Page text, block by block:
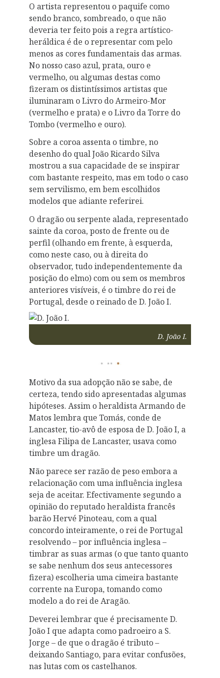
O artista representou o paquife como
sendo branco, sombreado, o que não
deveria ter feito pois a regra artístico-
heráldica é de o representar com pelo
menos as cores fundamentais das armas.
No nosso caso azul, prata, ouro e
vermelho, ou algumas destas como
fizeram os distintíssimos artistas que
iluminaram o Livro do Armeiro-Mor
(vermelho e prata) e o Livro da Torre do
Tombo (vermelho e ouro).
Sobre a coroa assenta o timbre, no
desenho do qual João Ricardo Silva
mostrou a sua capacidade de se inspirar
com bastante respeito, mas em todo o caso
sem servilismo, em bem escolhidos
modelos que adiante referirei.
O dragão ou serpente alada, representado
sainte da coroa, posto de frente ou de
perfil (olhando em frente, à esquerda,
como neste caso, ou à direita do
observador, tudo independentemente da
posição do elmo) com ou sem os membros
anteriores visíveis, é o timbre do rei de
Portugal, desde o reinado de D. João I.
D. João I.
Motivo da sua adopção não se sabe, de
certeza, tendo sido apresentadas algumas
hipóteses. Assim o heraldista Armando de
Matos lembra que Tomás, conde de
Lancaster, tio-avô de esposa de D. João I, a
inglesa Filipa de Lancaster, usava como
timbre um dragão.
Não parece ser razão de peso embora a
relacionação com uma influência inglesa
seja de aceitar. Efectivamente segundo a
opinião do reputado heraldista francês
barão Hervé Pinoteau, com a qual
concordo inteiramente, o rei de Portugal
resolvendo – por influência inglesa –
timbrar as suas armas (o que tanto quanto
se sabe nenhum dos seus antecessores
fizera) escolheria uma cimeira bastante
corrente na Europa, tomando como
modelo a do rei de Aragão.
Deverei lembrar que é precisamente D.
João I que adapta como padroeiro a S.
Jorge – de que o dragão é tributo –
deixando Santiago, para evitar confusões,
nas lutas com os castelhanos.